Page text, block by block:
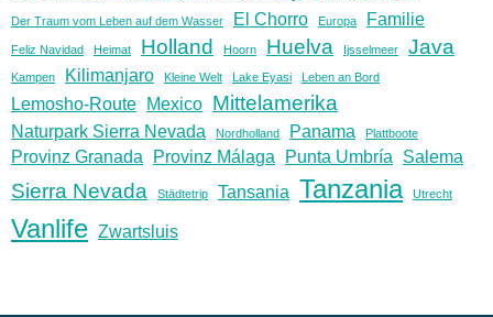
Der Traum vom Leben auf dem Wasser El Chorro Europa Familie
Feliz Navidad Heimat Holland Hoorn Huelva Ijsselmeer Java
Kampen Kilimanjaro Kleine Welt Lake Eyasi Leben an Bord
Lemosho-Route Mexico Mittelamerika
Naturpark Sierra Nevada Nordholland Panama Plattboote
Provinz Granada Provinz Málaga Punta Umbría Salema
Sierra Nevada Städtetrip Tansania Tanzania Utrecht
Vanlife Zwartsluis